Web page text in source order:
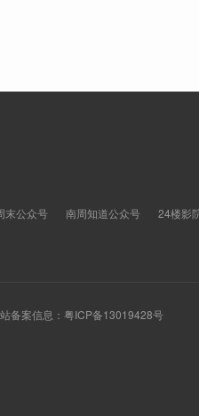
末公众号 南周知道公众号 24楼影
备案信息： 粤ICP备13019428号